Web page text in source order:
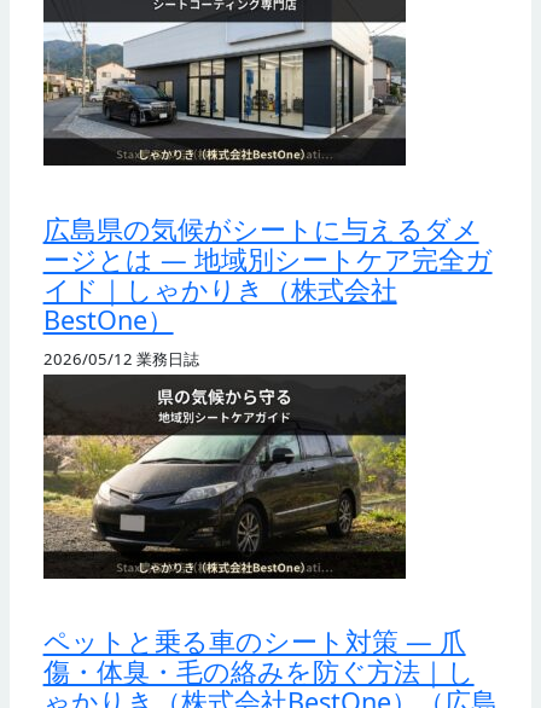
広島県の気候がシートに与えるダメ
ージとは — 地域別シートケア完全ガ
イド｜しゃかりき（株式会社
BestOne）
2026/05/12 業務日誌
ペットと乗る車のシート対策 — 爪
傷・体臭・毛の絡みを防ぐ方法｜し